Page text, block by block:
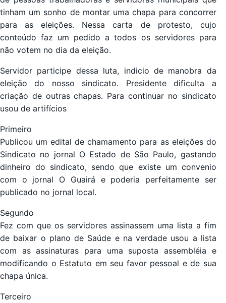
tinham um sonho de montar uma chapa para concorrer
para as eleições. Nessa carta de protesto, cujo
conteúdo faz um pedido a todos os servidores para
não votem no dia da eleição.
Servidor participe dessa luta, indicio de manobra da
eleição do nosso sindicato. Presidente dificulta a
criação de outras chapas. Para continuar no sindicato
usou de artifícios
Primeiro
Publicou um edital de chamamento para as eleições do
Sindicato no jornal O Estado de São Paulo, gastando
dinheiro do sindicato, sendo que existe um convenio
com o jornal O Guairá e poderia perfeitamente ser
publicado no jornal local.
Segundo
Fez com que os servidores assinassem uma lista a fim
de baixar o plano de Saúde e na verdade usou a lista
com as assinaturas para uma suposta assembléia e
modificando o Estatuto em seu favor pessoal e de sua
chapa única.
Terceiro